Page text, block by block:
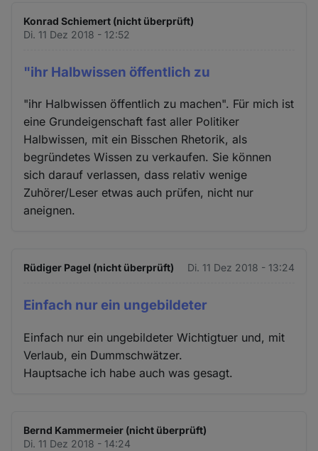
Konrad Schiemert (nicht überprüft)
Di. 11 Dez 2018 - 12:52
"ihr Halbwissen öffentlich zu
"ihr Halbwissen öffentlich zu machen". Für mich ist
eine Grundeigenschaft fast aller Politiker
Halbwissen, mit ein Bisschen Rhetorik, als
begründetes Wissen zu verkaufen. Sie können
sich darauf verlassen, dass relativ wenige
Zuhörer/Leser etwas auch prüfen, nicht nur
aneignen.
Rüdiger Pagel (nicht überprüft) Di. 11 Dez 2018 - 13:24
Einfach nur ein ungebildeter
Einfach nur ein ungebildeter Wichtigtuer und, mit
Verlaub, ein Dummschwätzer.
Hauptsache ich habe auch was gesagt.
Bernd Kammermeier (nicht überprüft)
Di. 11 Dez 2018 - 14:24